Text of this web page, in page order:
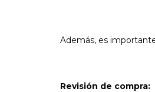
Además, es
Revisión de compra: